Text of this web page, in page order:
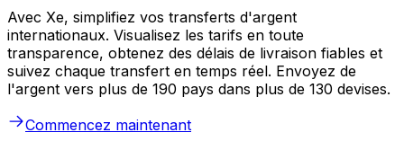
Avec Xe, simplifiez vos transferts d'argent
internationaux. Visualisez les tarifs en toute
transparence, obtenez des délais de livraison fiables et
suivez chaque transfert en temps réel. Envoyez de
l'argent vers plus de 190 pays dans plus de 130 devises.
Commencez maintenant